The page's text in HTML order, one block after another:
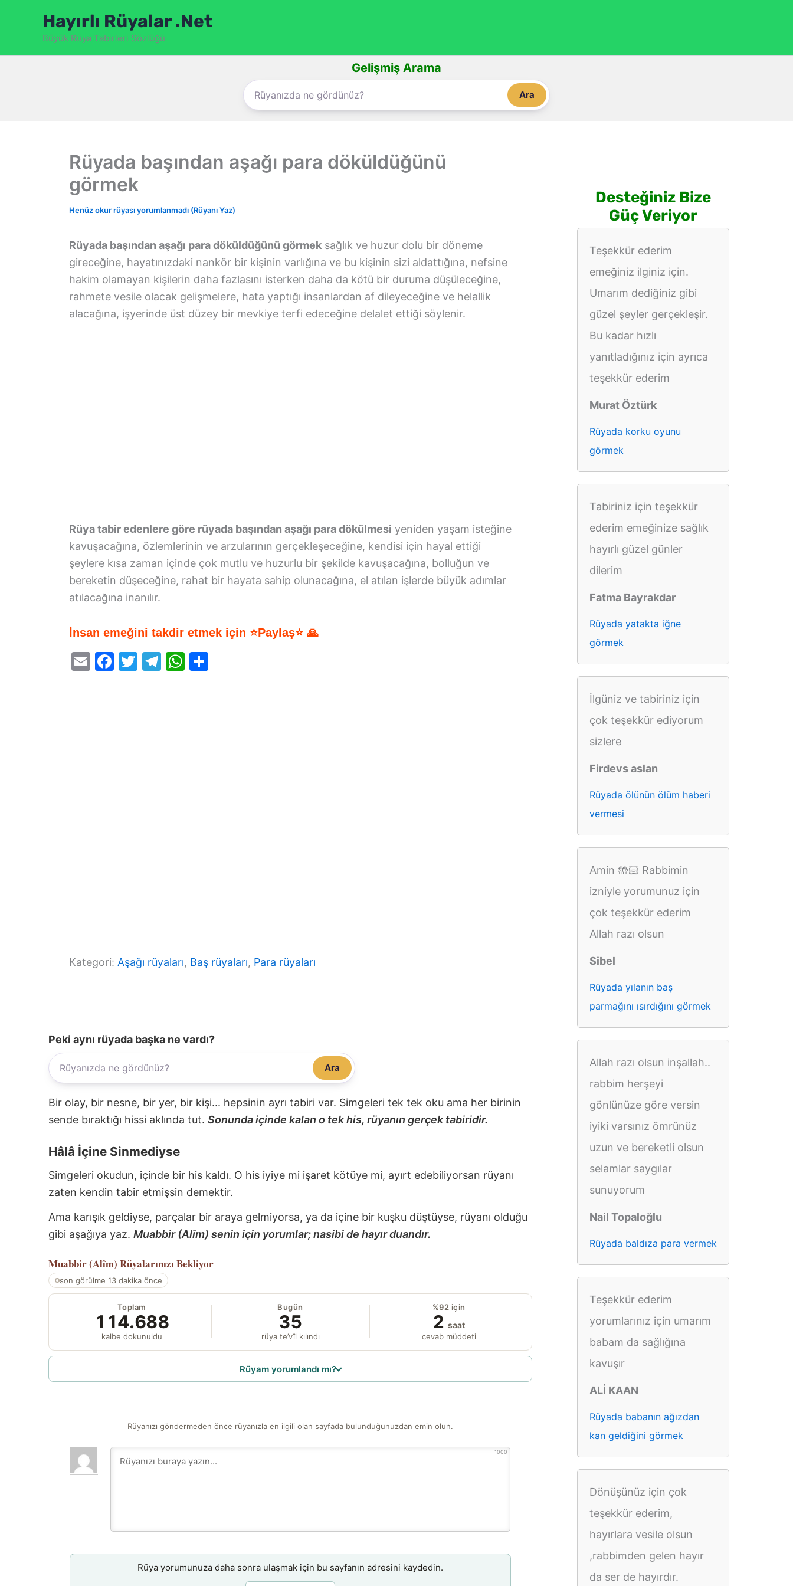
Hayırlı Rüyalar .Net
Büyük Rüya Tabirleri Sözlüğü
Gelişmiş Arama
Ara
Rüyada başından aşağı para döküldüğünü
görmek
Henüz okur rüyası yorumlanmadı (Rüyanı Yaz)
Rüyada başından aşağı para döküldüğünü görmek sağlık ve huzur dolu bir döneme
gireceğine, hayatınızdaki nankör bir kişinin varlığına ve bu kişinin sizi aldattığına, nefsine
hakim olamayan kişilerin daha fazlasını isterken daha da kötü bir duruma düşüleceğine,
rahmete vesile olacak gelişmelere, hata yaptığı insanlardan af dileyeceğine ve helallik
alacağına, işyerinde üst düzey bir mevkiye terfi edeceğine delalet ettiği söylenir.
Rüya tabir edenlere göre rüyada başından aşağı para dökülmesi yeniden yaşam isteğine
kavuşacağına, özlemlerinin ve arzularının gerçekleşeceğine, kendisi için hayal ettiği
şeylere kısa zaman içinde çok mutlu ve huzurlu bir şekilde kavuşacağına, bolluğun ve
bereketin düşeceğine, rahat bir hayata sahip olunacağına, el atılan işlerde büyük adımlar
atılacağına inanılır.
İnsan emeğini takdir etmek için ⭐Paylaş⭐ 🙏
E
F
T
T
W
Kategori: Aşağı rüyaları, Baş rüyaları, Para rüyaları
Peki aynı rüyada başka ne vardı?
Ara
Bir olay, bir nesne, bir yer, bir kişi... hepsinin ayrı tabiri var. Simgeleri tek tek oku ama her birinin
sende bıraktığı hissi aklında tut. Sonunda içinde kalan o tek his, rüyanın gerçek tabiridir.
Hâlâ İçine Sinmediyse
Simgeleri okudun, içinde bir his kaldı. O his iyiye mi işaret kötüye mi, ayırt edebiliyorsan rüyanı
zaten kendin tabir etmişsin demektir.
Ama karışık geldiyse, parçalar bir araya gelmiyorsa, ya da içine bir kuşku düştüyse, rüyanı olduğu
gibi aşağıya yaz. Muabbir (Alîm) senin için yorumlar; nasibi de hayır duandır.
Muabbir (Alîm) Rüyalarınızı Bekliyor
son görülme 13 dakika önce
Toplam
114.688
kalbe dokunuldu
Bugün
35
rüya te’vîl kılındı
%92 için
2 saat
cevab müddeti
Rüyam yorumlandı mı?
Rüyanızı göndermeden önce rüyanızla en ilgili olan sayfada bulunduğunuzdan emin olun.
1000
Rüya yorumunuza daha sonra ulaşmak için bu sayfanın adresini kaydedin.
Desteğiniz Bize
Güç Veriyor
Teşekkür ederim
emeğiniz ilginiz için.
Umarım dediğiniz gibi
güzel şeyler gerçekleşir.
Bu kadar hızlı
yanıtladığınız için ayrıca
teşekkür ederim
Murat Öztürk
Rüyada korku oyunu
görmek
Tabiriniz için teşekkür
ederim emeğinize sağlık
hayırlı güzel günler
dilerim
Fatma Bayrakdar
Rüyada yatakta iğne
görmek
İlgüniz ve tabiriniz için
çok teşekkür ediyorum
sizlere
Firdevs aslan
Rüyada ölünün ölüm haberi
vermesi
Amin 🤲🏻 Rabbimin
izniyle yorumunuz için
çok teşekkür ederim
Allah razı olsun
Sibel
Rüyada yılanın baş
parmağını ısırdığını görmek
Allah razı olsun inşallah..
rabbim herşeyi
gönlünüze göre versin
iyiki varsınız ömrünüz
uzun ve bereketli olsun
selamlar saygılar
sunuyorum
Nail Topaloğlu
Rüyada baldıza para vermek
Teşekkür ederim
yorumlarınız için umarım
babam da sağlığına
kavuşır
ALİ KAAN
Rüyada babanın ağızdan
kan geldiğini görmek
Dönüşünüz için çok
teşekkür ederim,
hayırlara vesile olsun
,rabbimden gelen hayır
da ser de hayırdır.